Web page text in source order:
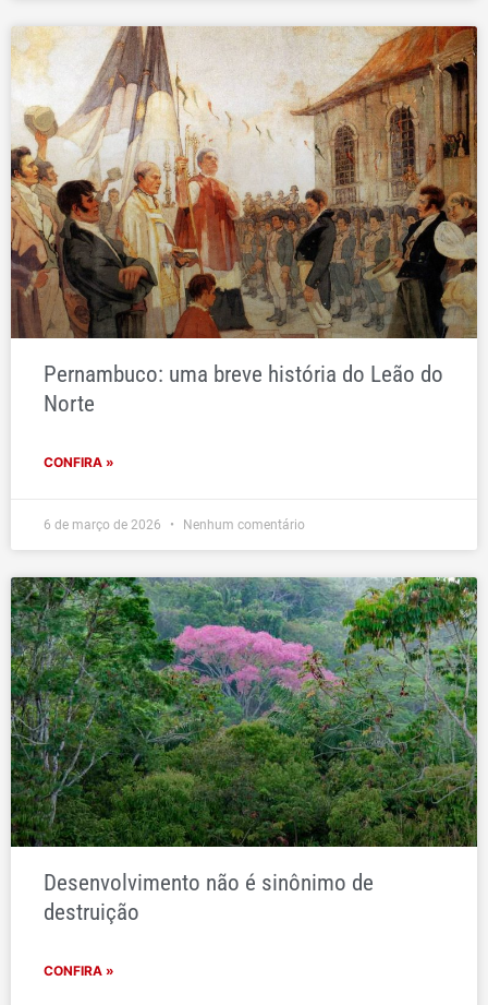
Pernambuco: uma breve história do Leão do
Norte
CONFIRA »
6 de março de 2026 Nenhum comentário
Desenvolvimento não é sinônimo de
destruição
CONFIRA »